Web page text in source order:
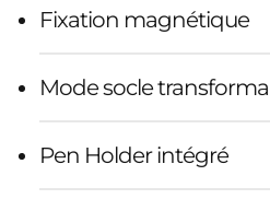
Fixation magnétique
Mode socle
Pen Holder intégré